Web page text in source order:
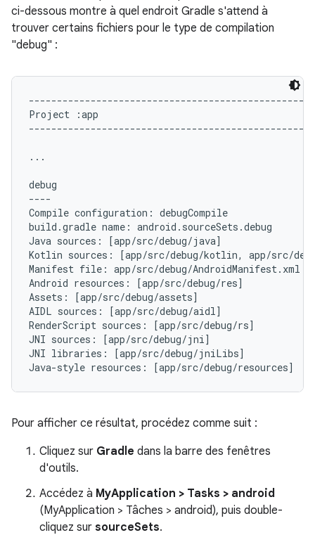
ci-dessous montre à quel endroit Gradle s'attend à
trouver certains fichiers pour le type de compilation
"debug" :
Project :app
...
debug
----
Compile configuration: debugCompile
build.gradle name: android.sourceSets.debug
Java sources: [app/src/debug/java]
Kotlin sources: [app/src/debug/kotlin, app/src/
Manifest file: app/src/debug/AndroidManifest.xml
Android resources: [app/src/debug/res]
Assets: [app/src/debug/assets]
AIDL sources: [app/src/debug/aidl]
RenderScript sources: [app/src/debug/rs]
JNI sources: [app/src/debug/jni]
JNI libraries: [app/src/debug/jniLibs]
Pour afficher ce résultat, procédez comme suit :
Cliquez sur Gradle dans la barre des fenêtres
d'outils.
Accédez à MyApplication > Tasks > android
(MyApplication > Tâches > android), puis double-
cliquez sur sourceSets.